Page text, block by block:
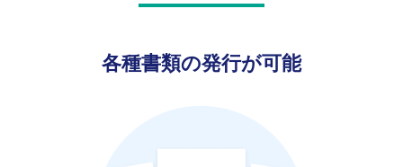
各種書類の発行が可能